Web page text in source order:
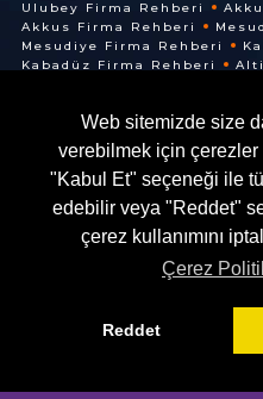
Web sitemizde size
verebilmek için çerezler
"Kabul Et" seçeneği ile
edebilir veya "Reddet"
çerez kullanımını
Çerez
Reddet
Ulubey Firma Rehberi
Akkus Firma Rehberi
Mesudiye Firma Rehberi
Kabadüz Firma Rehberi
Cuma Firma Rehberi
© @ 2016. Her Hakkı Saklıdır.